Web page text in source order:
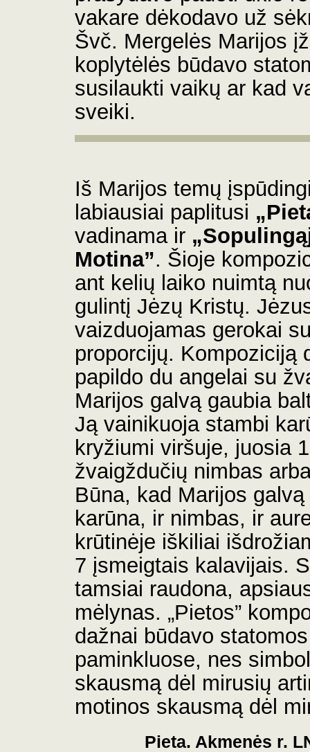
vakare dėkodavo už
Švč. Mergelės Marijos
koplytėlės būdavo
susilaukti vaikų ar kad
sveiki.
Iš Marijos temų
labiausiai paplitusi
vadinama ir
Motina”. Šioje
ant kelių laiko nuimtą
gulintį Jėzų Kristų.
vaizduojamas gerokai
proporcijų. Kompoziciją
papildo du angelai su
Marijos galvą gaubia
Ją vainikuoja stambi
kryžiumi viršuje, juosia
žvaigždučių nimbas
Būna, kad Marijos
karūna, ir nimbas, ir
krūtinėje iškiliai
7 įsmeigtais kalavijais.
tamsiai raudona,
mėlynas. „Pietos”
dažnai būdavo
paminkluose, nes
skausmą dėl mirusių
motinos skausmą dėl
Pieta. Akmenės r.